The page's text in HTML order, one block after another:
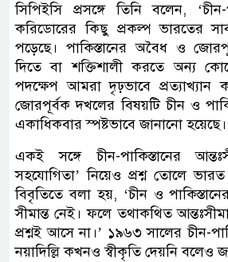
সিপিইসি প্রসঙ্গে তিনি বলেন, ‘চীন-
করিডোরের কিছু প্রকল্প ভারতের
পড়েছে। পাকিস্তানের অবৈধ ও
দিতে বা শক্তিশালী করতে অন্য
পদক্ষেপ আমরা দৃঢ়ভাবে
জোরপূর্বক দখলের বিষয়টি চীন ও
একাধিকবার স্পষ্টভাবে জানানো
একই সঙ্গে চীন-পাকিস্তানের
সহযোগিতা’ নিয়েও প্রশ্ন তোলে ভারত।
বিবৃতিতে বলা হয়, ‘চীন ও
সীমান্ত নেই। ফলে তথাকথিত
প্রশ্নই আসে না।’ ১৯৬৩ সালের চীন-
নয়াদিল্লি কখনও স্বীকৃতি দেয়নি বলেও